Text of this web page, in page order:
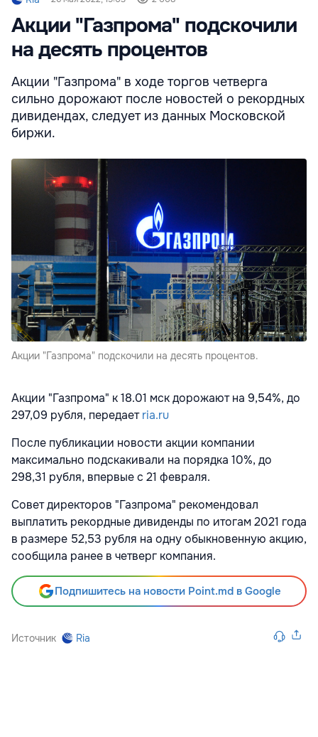
Акции "Газпрома" подскочили
на десять процентов
Акции "Газпрома" в ходе торгов четверга
сильно дорожают после новостей о рекордных
дивидендах, следует из данных Московской
биржи.
Акции "Газпрома" подскочили на десять процентов.
Акции "Газпрома" к 18.01 мск дорожают на 9,54%, до
297,09 рубля, передаетria.ru
После публикации новости акции компании
максимально подскакивали на порядка 10%, до
298,31 рубля, впервые с 21 февраля.
Совет директоров "Газпрома" рекомендовал
выплатить рекордные дивиденды по итогам 2021 года
в размере 52,53 рубля на одну обыкновенную акцию,
сообщила ранее в четверг компания.
Подпишитесь на новости Point.md в Google
Источник Ria